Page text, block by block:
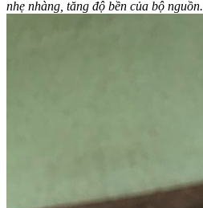
nhẹ nhàng, tăng độ bền của bộ nguồn.